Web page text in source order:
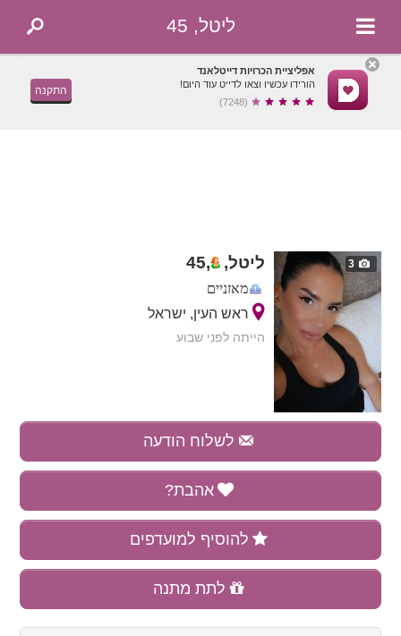
ליטל, 45
אפליציית הכרויות דייטלאנד
הורידו עכשיו וצאו לדייט עוד היום!
(7248)
התקנה
3 ליטל, ,
45
מאזניים
ראש העין, ישראל
הייתה לפני שבוע
לשלוח הודעה
אהבת?
להוסיף למועדפים
לתת מתנה